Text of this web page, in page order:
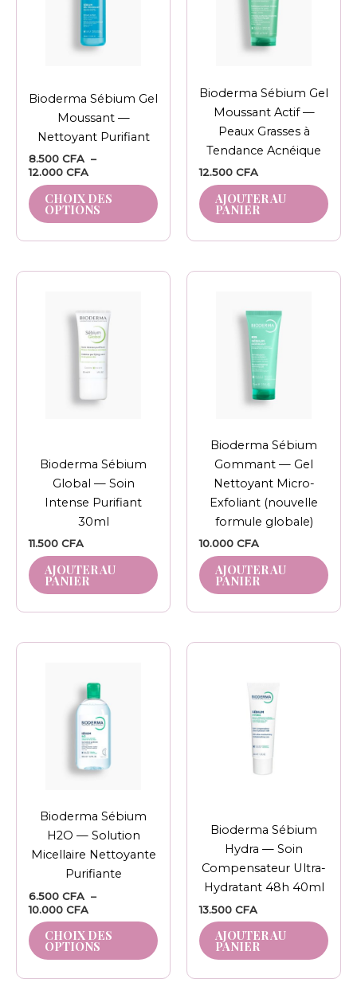
Bioderma Sébium Gel
Moussant —
Nettoyant Purifiant
8.500 CFA –
12.000 CFA
CHOIX DES
OPTIONS
choisies
produit
Bioderma Sébium Gel
Moussant Actif —
Peaux Grasses à
Tendance Acnéique
12.500 CFA
AJOUTER AU
PANIER
Bioderma Sébium
Global — Soin
Intense Purifiant
30ml
11.500 CFA
AJOUTER AU
PANIER
Bioderma Sébium
Gommant — Gel
Nettoyant Micro-
Exfoliant (nouvelle
formule globale)
10.000 CFA
AJOUTER AU
PANIER
Bioderma Sébium
H2O — Solution
Micellaire Nettoyante
Purifiante
6.500 CFA –
10.000 CFA
6.500 CFA
à
10.000 CFA
CHOIX DES
OPTIONS
Ce
Bioderma Sébium
Hydra — Soin
Compensateur Ultra-
Hydratant 48h 40ml
13.500 CFA
AJOUTER AU
PANIER